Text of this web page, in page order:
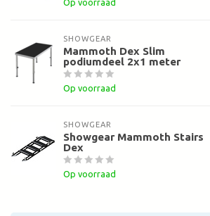
Op voorraad
SHOWGEAR
Mammoth Dex Slim
podiumdeel 2x1 meter
Op voorraad
SHOWGEAR
Showgear Mammoth Stairs
Dex
Op voorraad